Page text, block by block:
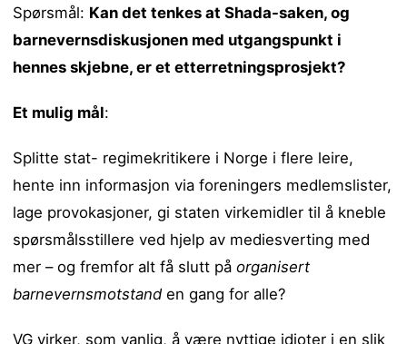
Spørsmål: Kan det tenkes at Shada-saken, og
barnevernsdiskusjonen med utgangspunkt i
hennes skjebne, er et etterretningsprosjekt?
Et mulig mål:
Splitte stat- regimekritikere i Norge i flere leire,
hente inn informasjon via foreningers medlemslister,
lage provokasjoner, gi staten virkemidler til å kneble
spørsmålsstillere ved hjelp av mediesverting med
mer – og fremfor alt få slutt påorganisert
barnevernsmotstanden gang for alle?
VG virker, som vanlig, å være nyttige idioter i en slik